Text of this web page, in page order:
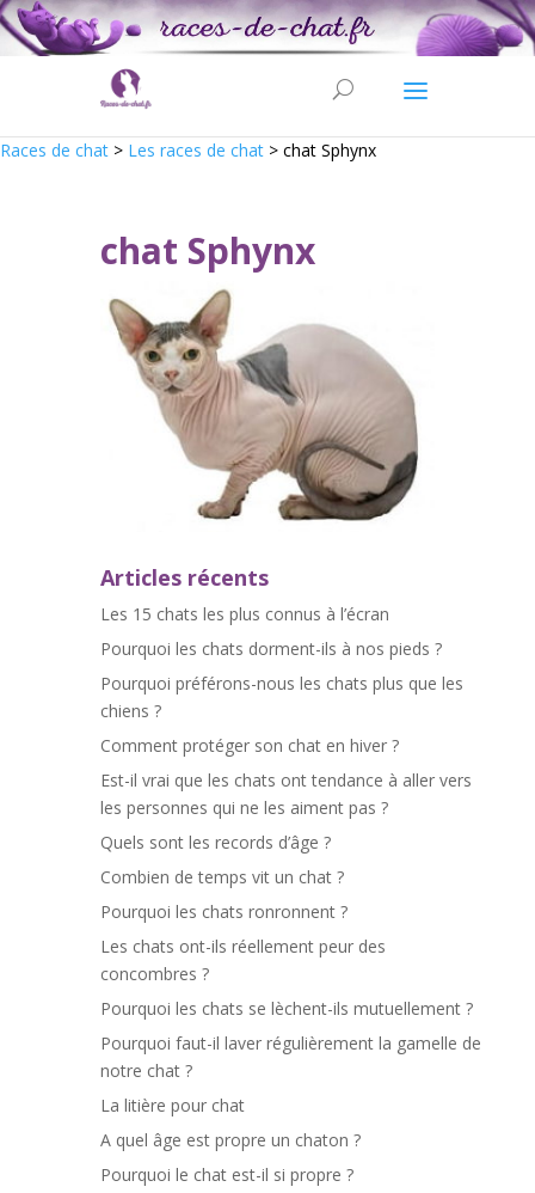
Races de chat > Les races de chat > chat Sphynx
chat Sphynx
Articles récents
Les 15 chats les plus connus à l’écran
Pourquoi les chats dorment-ils à nos pieds ?
Pourquoi préférons-nous les chats plus que les
chiens ?
Comment protéger son chat en hiver ?
Est-il vrai que les chats ont tendance à aller vers
les personnes qui ne les aiment pas ?
Quels sont les records d’âge ?
Combien de temps vit un chat ?
Pourquoi les chats ronronnent ?
Les chats ont-ils réellement peur des
concombres ?
Pourquoi les chats se lèchent-ils mutuellement ?
Pourquoi faut-il laver régulièrement la gamelle de
notre chat ?
La litière pour chat
A quel âge est propre un chaton ?
Pourquoi le chat est-il si propre ?